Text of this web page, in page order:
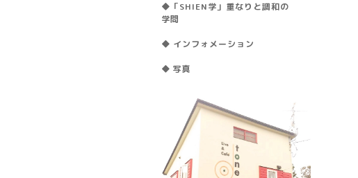
◆「SHIEN学」重なりと調和の
学問
◆ インフォメーション
◆ 写真